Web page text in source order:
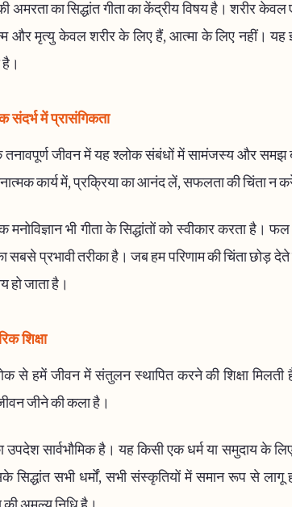
अमरता का सिद्धांत गीता का केंद्रीय विषय है। शरीर
और मृत्यु केवल शरीर के लिए हैं, आत्मा के लिए नहीं। यह
है।
संदर्भ में प्रासंगिकता
जीवन में यह श्लोक संबंधों में सामंजस्य और समझ
कार्य में, प्रक्रिया का आनंद लें, सफलता की चिंता न
भी गीता के सिद्धांतों को स्वीकार करता है।
सबसे प्रभावी तरीका है। जब हम परिणाम की चिंता छोड़
जाता है।
शिक्षा
से हमें जीवन में संतुलन स्थापित करने की शिक्षा मिलती
जीने की कला है।
उपदेश सार्वभौमिक है। यह किसी एक धर्म या समुदाय के
सिद्धांत सभी धर्मों, सभी संस्कृतियों में समान रूप से लागू